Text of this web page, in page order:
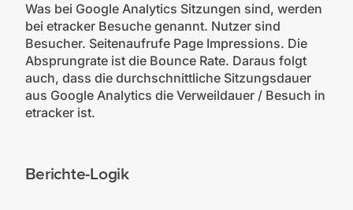
Was bei Google Analytics Sitzungen sind, werden
bei etracker Besuche genannt. Nutzer sind
Besucher. Seitenaufrufe Page Impressions. Die
Absprungrate ist die Bounce Rate. Daraus folgt
auch, dass die durchschnittliche Sitzungsdauer
aus Google Analytics die Verweildauer / Besuch in
etracker ist.
Berichte-Logik